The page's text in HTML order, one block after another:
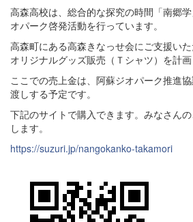
高森高校は、総合的な探究の時間「南郷
オパーク啓発活動を行っています。
高森町にある高森きなっせ会にご支援い
オリジナルグッズ販売（Ｔシャツ）を計画
ここでの売上金は、阿蘇ジオパーク推進
渡しする予定です。
下記のサイトで購入できます。みなさん
します。
https://suzuri.jp/nangokanko-takamori